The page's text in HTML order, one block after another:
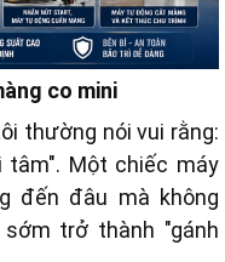
co mini
thường nói vui rằng:
Một chiếc máy
đến đâu mà không
trở thành "gánh